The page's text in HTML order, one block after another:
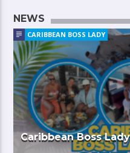
NEWS
CARIBBEAN BOSS LADY
Caribbean Boss